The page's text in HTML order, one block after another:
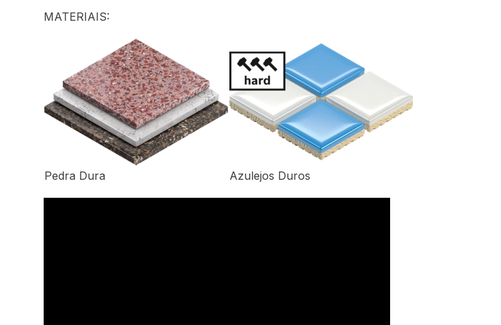
MATERIAIS:
Pedra Dura Azulejos Duros